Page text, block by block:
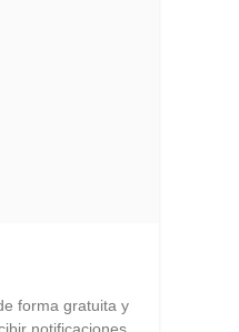
forma gratuita y